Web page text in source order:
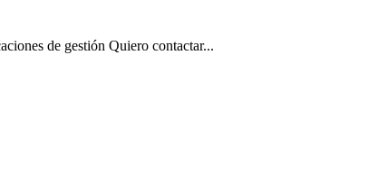
de gestión Quiero contactar...